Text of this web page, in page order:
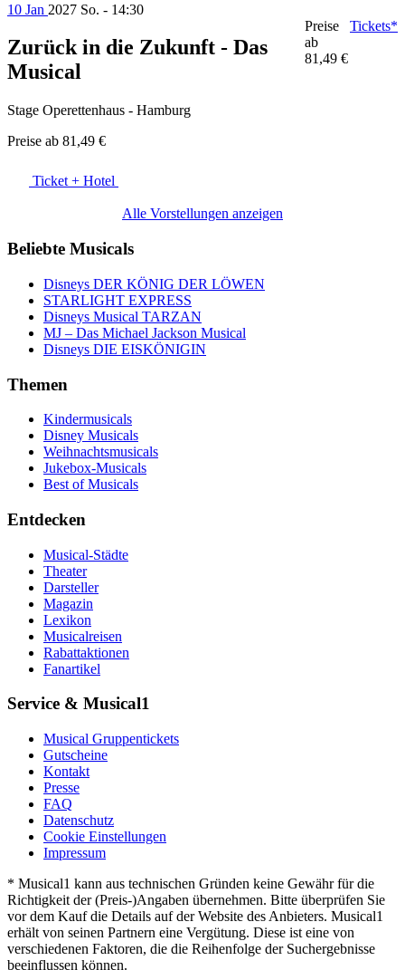
10 Jan 2027 So. - 14:30
Zurück in die Zukunft - Das
Musical
Stage Operettenhaus - Hamburg
Preise ab 81,49 €
Preise
ab
81,49 €
Tickets*
Ticket + Hotel
Alle Vorstellungen anzeigen
Beliebte Musicals
Disneys DER KÖNIG DER LÖWEN
STARLIGHT EXPRESS
Disneys Musical TARZAN
MJ – Das Michael Jackson Musical
Disneys DIE EISKÖNIGIN
Themen
Kindermusicals
Disney Musicals
Weihnachtsmusicals
Jukebox-Musicals
Best of Musicals
Entdecken
Musical-Städte
Theater
Darsteller
Magazin
Lexikon
Musicalreisen
Rabattaktionen
Fanartikel
Service & Musical1
Musical Gruppentickets
Gutscheine
Kontakt
Presse
FAQ
Datenschutz
Cookie Einstellungen
Impressum
* Musical1 kann aus technischen Gründen keine Gewähr für die
Richtigkeit der (Preis-)Angaben übernehmen. Bitte überprüfen Sie
vor dem Kauf die Details auf der Website des Anbieters. Musical1
erhält von seinen Partnern eine Vergütung. Diese ist eine von
verschiedenen Faktoren, die die Reihenfolge der Suchergebnisse
beeinflussen können.